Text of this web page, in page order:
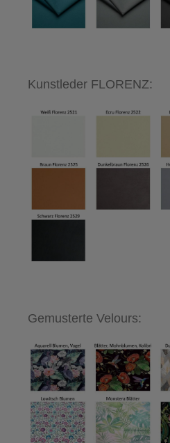
Kunstleder FLORENZ:
Gemusterte Velours: